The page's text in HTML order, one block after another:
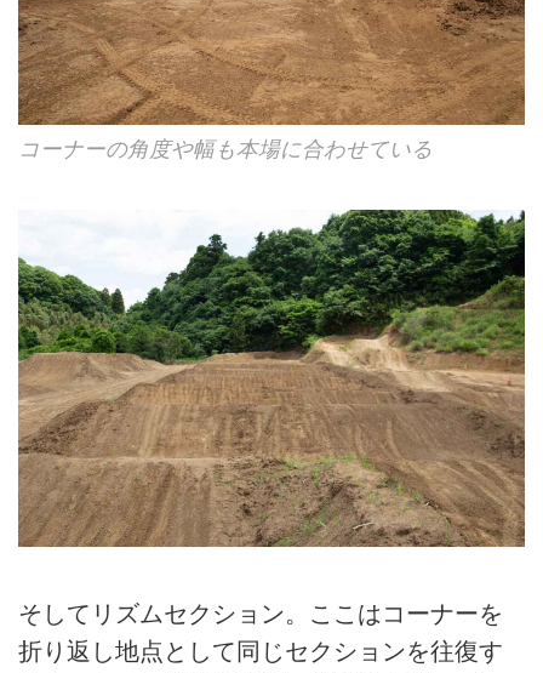
コーナーの角度や幅も本場に合わせている
そしてリズムセクション。ここはコーナーを
折り返し地点として同じセクションを往復す